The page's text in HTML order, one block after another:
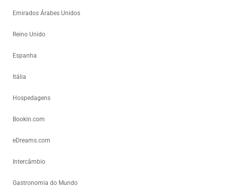
Emirados Árabes Unidos
Reino Unido
Espanha
Itália
Hospedagens
Bookin.com
eDreams.com
Intercâmbio
Gastronomia do Mundo